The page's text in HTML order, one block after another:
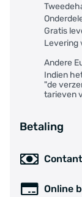
Gratis
Levering
Andere
Indien
"de
tarieven
Betaling
Contant
Online